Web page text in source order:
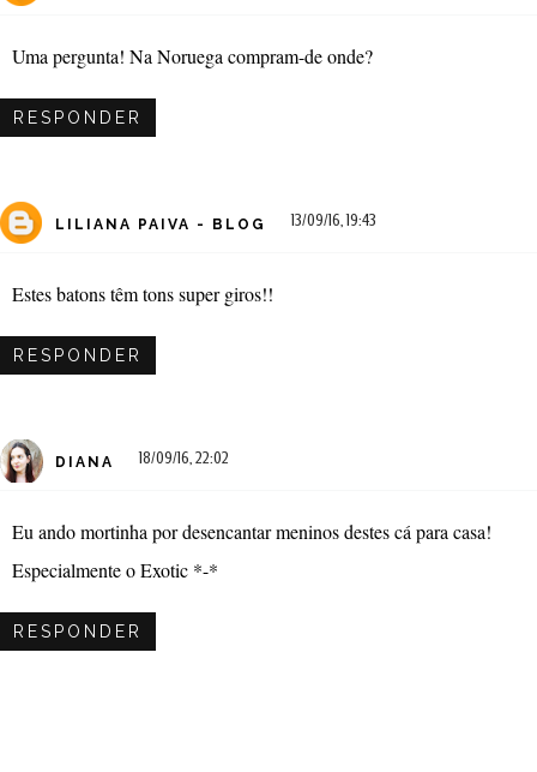
Uma pergunta! Na Noruega compram-de onde?
RESPONDER
LILIANA PAIVA - BLOG 13/09/16, 19:43
Estes batons têm tons super giros!!
RESPONDER
DIANA 18/09/16, 22:02
Eu ando mortinha por desencantar meninos destes cá para casa!
Especialmente o Exotic *-*
RESPONDER